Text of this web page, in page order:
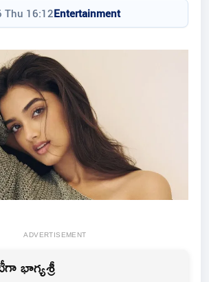
Thu 16:12Entertainment
ADVERTISEMENT
భాగ్యశ్రీ